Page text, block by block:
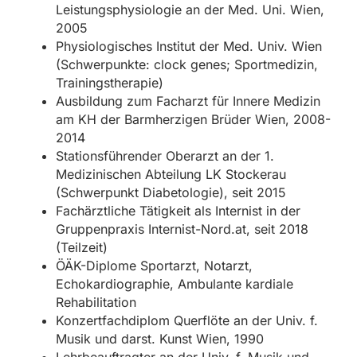
Leistungsphysiologie an der Med. Uni. Wien,
2005
Physiologisches Institut der Med. Univ. Wien
(Schwerpunkte: clock genes; Sportmedizin,
Trainingstherapie)
Ausbildung zum Facharzt für Innere Medizin
am KH der Barmherzigen Brüder Wien, 2008-
2014
Stationsführender Oberarzt an der 1.
Medizinischen Abteilung LK Stockerau
(Schwerpunkt Diabetologie), seit 2015
Fachärztliche Tätigkeit als Internist in der
Gruppenpraxis Internist-Nord.at, seit 2018
(Teilzeit)
ÖÄK-Diplome Sportarzt, Notarzt,
Echokardiographie, Ambulante kardiale
Rehabilitation
Konzertfachdiplom Querflöte an der Univ. f.
Musik und darst. Kunst Wien, 1990